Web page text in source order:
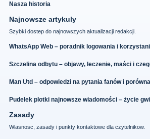
Nasza historia
Najnowsze artykuly
Szybki dostep do najnowszych aktualizacji redakcji.
WhatsApp Web – poradnik logowania i
Szczelina odbytu – objawy, leczenie, maści i
Man Utd – odpowiedzi na pytania fanów i
Pudelek plotki najnowsze wiadomości – życie
Zasady
Wlasnosc, zasady i punkty kontaktowe dla czytelnikow.